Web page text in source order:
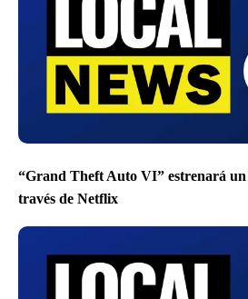
“Grand Theft Auto VI” estrenará un
través de Netflix